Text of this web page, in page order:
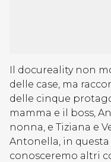
Il docureality non
delle case, ma
delle cinque
mamma e il boss,
nonna, e Tiziana e
Antonella, in
conosceremo altri